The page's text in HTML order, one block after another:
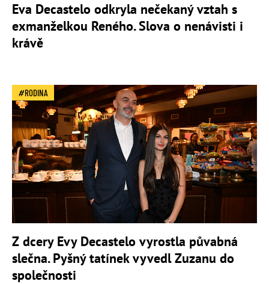
Eva Decastelo odkryla nečekaný vztah s
exmanželkou Reného. Slova o nenávisti i
krávě
RODINA
Z dcery Evy Decastelo vyrostla půvabná
slečna. Pyšný tatínek vyvedl Zuzanu do
společnosti